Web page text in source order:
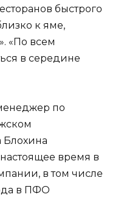
быстрого
к яме,
«По всем
в середине
по
настоящее время в
в том числе
в ПФО